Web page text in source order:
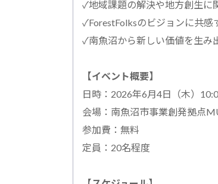
✓地域課題の解決や地方創生に
✓ForestFolksのビジョンに共感
✓南魚沼から新しい価値を生み
【イベント概要】
日時：2026年6月4日（木）
会場：南魚沼市事業創発拠点
参加費：無料
定員：20名程度